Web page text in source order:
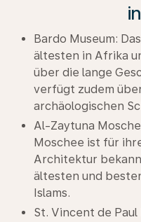
Bardo Museum:
ältesten in Afrika
über die lange
verfügt zudem
archäologischen
Al-Zaytuna
Moschee ist für
Architektur
ältesten und
Islams.
St. Vincent de